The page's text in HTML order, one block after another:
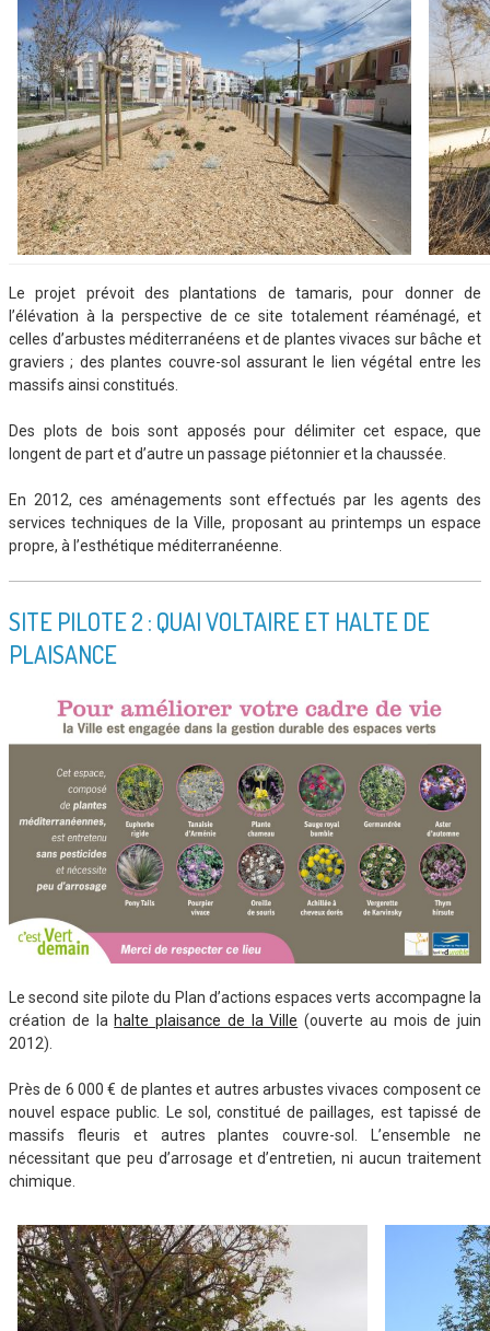
Le projet prévoit des plantations de tamaris, pour donner de
l’élévation à la perspective de ce site totalement réaménagé, et
celles d’arbustes méditerranéens et de plantes vivaces sur bâche et
graviers ; des plantes couvre-sol assurant le lien végétal entre les
massifs ainsi constitués.
Des plots de bois sont apposés pour délimiter cet espace, que
longent de part et d’autre un passage piétonnier et la chaussée.
En 2012, ces aménagements sont effectués par les agents des
services techniques de la Ville, proposant au printemps un espace
propre, à l’esthétique méditerranéenne.
SITE PILOTE 2 : QUAI VOLTAIRE ET HALTE DE
PLAISANCE
Le second site pilote du Plan d’actions espaces verts accompagne la
création de la halte plaisance de la Ville (ouverte au mois de juin
2012).
Près de 6 000 € de plantes et autres arbustes vivaces composent ce
nouvel espace public. Le sol, constitué de paillages, est tapissé de
massifs fleuris et autres plantes couvre-sol. L’ensemble ne
nécessitant que peu d’arrosage et d’entretien, ni aucun traitement
chimique.